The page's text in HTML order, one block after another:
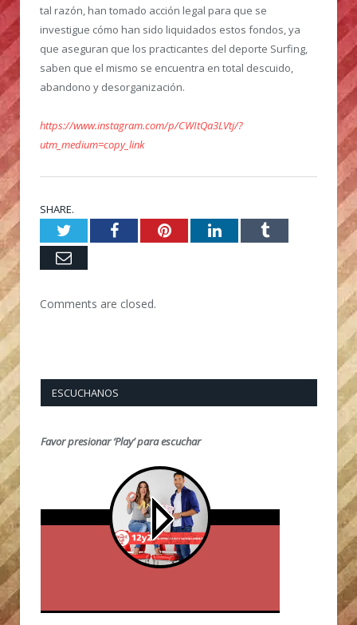
tal razón, han tomado acción legal para que se
investigue cómo han sido liquidados estos fondos, ya
que aseguran que los practicantes del deporte Surfing,
saben que el mismo se encuentra en total descuido,
abandono y desorganización.
https://www.instagram.com/p/CWItQa3LVtj/?
utm_medium=copy_link
SHARE.
TwitterFacebookPinterestLinkedInTumblr
Email
Comments are closed.
ESCUCHANOS
Favor presionar ‘Play’ para escuchar